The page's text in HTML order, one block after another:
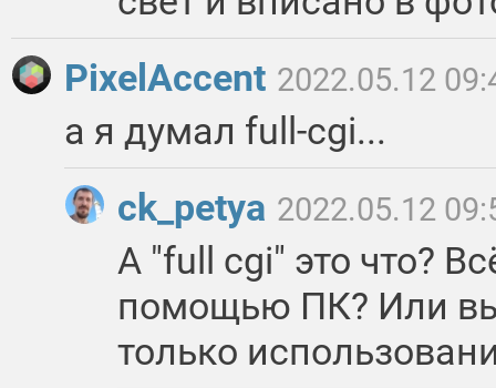
PixelAccent 2022.05.12
а я думал full-cgi...
ck_petya 2022.05.12
А "full cgi" это что?
помощью ПК? Или
только